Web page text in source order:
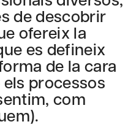
de descobrir
ofereix la
es defineix
de la cara
processos
com